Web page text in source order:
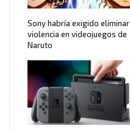
Sony habría exigido eliminar
violencia en videojuegos de
Naruto